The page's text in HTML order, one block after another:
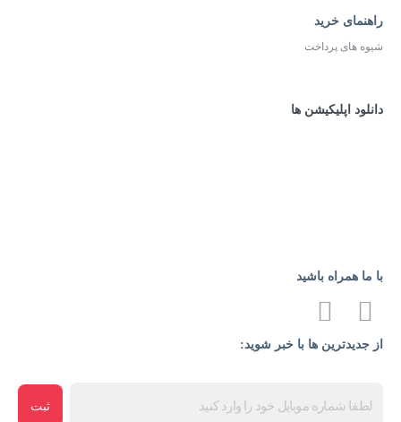
راهنمای خرید
شیوه های پرداخت
دانلود اپلیکیشن ها
از جدیدترین ها با خبر شوید:
ثبت
با ما همراه باشید